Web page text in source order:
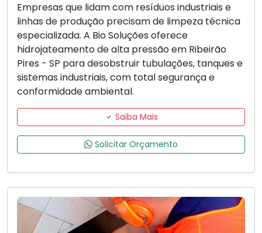
Empresas que lidam com resíduos industriais e
linhas de produção precisam de limpeza técnica
especializada. A Bio Soluções oferece
hidrojateamento de alta pressão em Ribeirão
Pires - SP para desobstruir tubulações, tanques e
sistemas industriais, com total segurança e
conformidade ambiental.
Saiba Mais
Solicitar Orçamento